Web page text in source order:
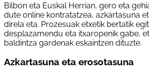
Bilbon eta Euskal Herrian, gero eta
dute online kontratatzea, azkartasuna
direla eta. Prozesuak etxetik bertatik
desplazamendu eta itxaropenik gabe,
baldintza gardenak eskaintzen dituzte.
Azkartasuna eta erosotasuna